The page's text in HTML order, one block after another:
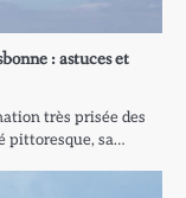
: astuces et
très prisée des
pittoresque, sa…